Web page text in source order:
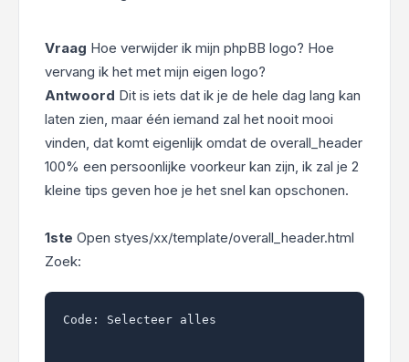
Vraag Hoe verwijder ik mijn phpBB logo? Hoe
vervang ik het met mijn eigen logo?
Antwoord Dit is iets dat ik je de hele dag lang kan
laten zien, maar één iemand zal het nooit mooi
vinden, dat komt eigenlijk omdat de overall_header
100% een persoonlijke voorkeur kan zijn, ik zal je 2
kleine tips geven hoe je het snel kan opschonen.
1ste Open styes/xx/template/overall_header.html
Zoek:
Code: Selecteer alles